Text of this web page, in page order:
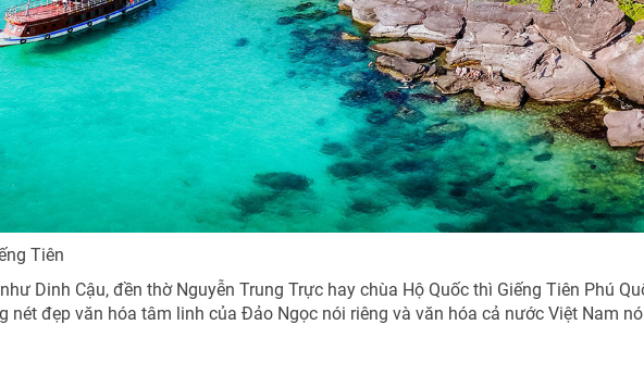
Tiên
Dinh Cậu, đền thờ Nguyễn Trung Trực hay chùa Hộ Quốc thì Giếng Tiên Phú
nét đẹp văn hóa tâm linh của Đảo Ngọc nói riêng và văn hóa cả nước Việt Nam